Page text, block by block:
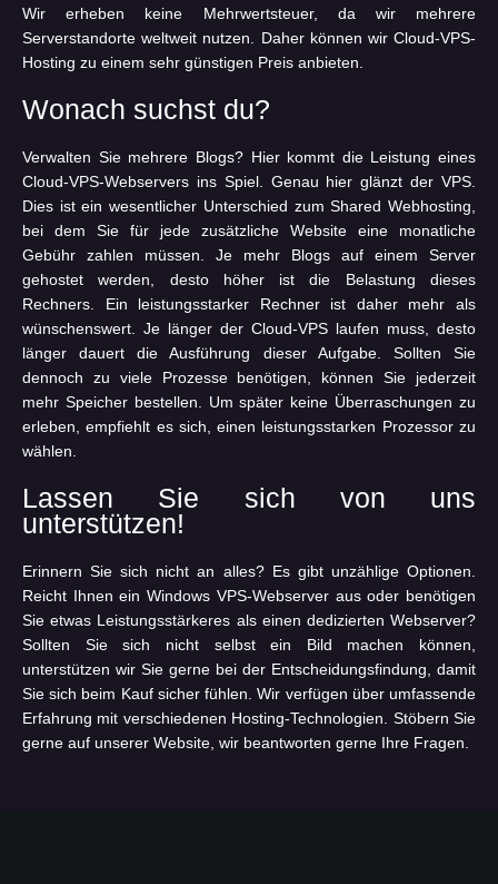
Wir erheben keine Mehrwertsteuer, da wir mehrere
Serverstandorte weltweit nutzen. Daher können wir Cloud-VPS-
Hosting zu einem sehr günstigen Preis anbieten.
Wonach suchst du?
Verwalten Sie mehrere Blogs? Hier kommt die Leistung eines
Cloud-VPS-Webservers ins Spiel. Genau hier glänzt der VPS.
Dies ist ein wesentlicher Unterschied zum Shared Webhosting,
bei dem Sie für jede zusätzliche Website eine monatliche
Gebühr zahlen müssen. Je mehr Blogs auf einem Server
gehostet werden, desto höher ist die Belastung dieses
Rechners. Ein leistungsstarker Rechner ist daher mehr als
wünschenswert. Je länger der Cloud-VPS laufen muss, desto
länger dauert die Ausführung dieser Aufgabe. Sollten Sie
dennoch zu viele Prozesse benötigen, können Sie jederzeit
mehr Speicher bestellen. Um später keine Überraschungen zu
erleben, empfiehlt es sich, einen leistungsstarken Prozessor zu
wählen.
Lassen Sie sich von uns
unterstützen!
Erinnern Sie sich nicht an alles? Es gibt unzählige Optionen.
Reicht Ihnen ein Windows VPS-Webserver aus oder benötigen
Sie etwas Leistungsstärkeres als einen dedizierten Webserver?
Sollten Sie sich nicht selbst ein Bild machen können,
unterstützen wir Sie gerne bei der Entscheidungsfindung, damit
Sie sich beim Kauf sicher fühlen. Wir verfügen über umfassende
Erfahrung mit verschiedenen Hosting-Technologien. Stöbern Sie
gerne auf unserer Website, wir beantworten gerne Ihre Fragen.